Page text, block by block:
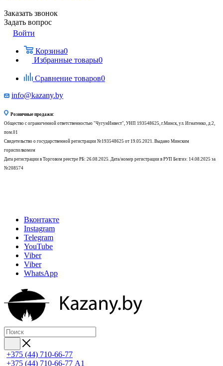
Заказать звонок
Задать вопрос
Войти
Корзина0
Избранные товары0
Сравнение товаров0
info@kazany.by
Розничные продажи:
Общество с ограниченной ответственностью "ЧугунИнвест", УНП 193548625, г.Минск, ул. Игнатенко, д.2,
пом.01
Свидетельство о государственной регистрации №193548625 от 19.05.2021. Выдано Минским
горисполкомом
Дата регистрации в Торговом реестре РБ: 26.08.2025. Дата/номер регистрации в РУП Белгиэ: 14.08.2025 за
№208574
Вконтакте
Instagram
Telegram
YouTube
Viber
Viber
WhatsApp
+375 (44) 710-66-77
+375 (44) 710-66-77 А1